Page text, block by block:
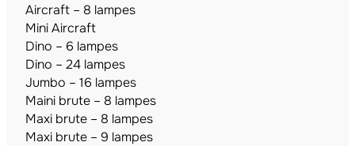
Aircraft – 8 lampes
Mini Aircraft
Dino – 6 lampes
Dino – 24 lampes
Jumbo – 16 lampes
Maini brute – 8 lampes
Maxi brute – 8 lampes
Maxi brute – 9 lampes